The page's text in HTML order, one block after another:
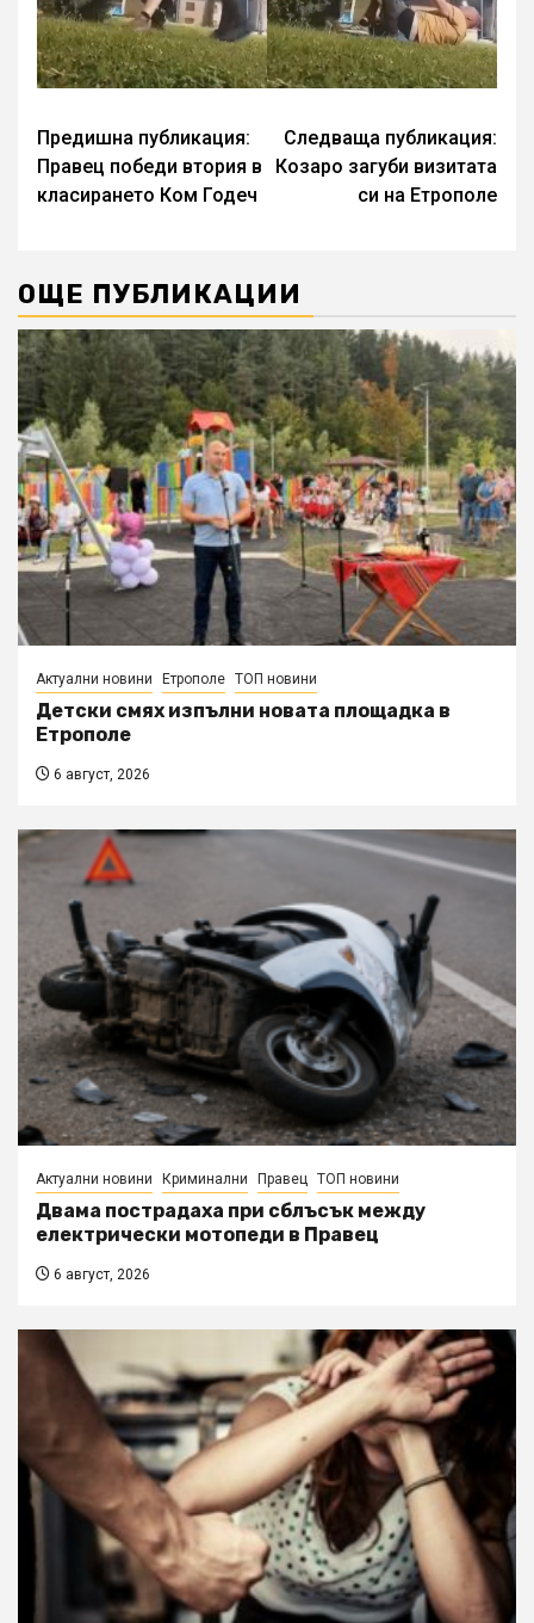
Continue
Reading
Предишна публикация:
Правец победи втория в
класирането Ком Годеч
Следваща публикация:
Козаро загуби визитата
си на Етрополе
ОЩЕ ПУБЛИКАЦИИ
Актуални новини Етрополе ТОП новини
Детски смях изпълни новата площадка в
Етрополе
6 август, 2026
Актуални новини Криминални Правец ТОП новини
Двама пострадаха при сблъсък между
електрически мотопеди в Правец
6 август, 2026